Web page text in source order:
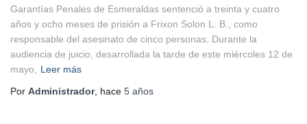
Garantías Penales de Esmeraldas sentenció a treinta y cuatro
años y ocho meses de prisión a Frixon Solon L. B., como
responsable del asesinato de cinco personas. Durante la
audiencia de juicio, desarrollada la tarde de este miércoles 12 de
mayo,
Leer más
Por Administrador, hace 5 años